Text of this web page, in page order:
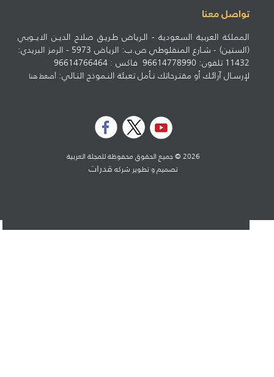
تواصل معنا
المملكة العربية السعودية - الـرياض طـريـق صلاح الديـن الايــوبي
(الستين) - شـارع المنفلوطي ص.ب: الرياض 5973 - الرمز البريدي:
11432 تلفون: 96614778990 فاكس : 96614766464
لإرسـال آرائـك أو مقتـرحاتك نـأمل تعبئة النـموذج التـالي:أضغط هنا
2026 © جميع الحقوق محفوظة للمجلة العربية
تصميم و تطوير شركهقدرات